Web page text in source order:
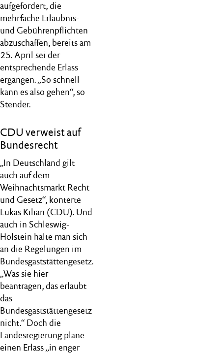
aufgefordert, die
mehrfache Erlaubnis-
und Gebührenpflichten
abzuschaffen, bereits am
25. April sei der
entsprechende Erlass
ergangen. „So schnell
kann es also gehen“, so
Stender.
CDU verweist auf
Bundesrecht
„In Deutschland gilt
auch auf dem
Weihnachtsmarkt Recht
und Gesetz“, konterte
Lukas Kilian (CDU). Und
auch in Schleswig-
Holstein halte man sich
an die Regelungen im
Bundesgaststättengesetz.
„Was sie hier
beantragen, das erlaubt
das
Bundesgaststättengesetz
nicht.“ Doch die
Landesregierung plane
einen Erlass „in enger